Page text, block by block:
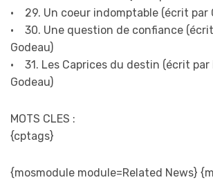
• 29. Un coeur indomptable (écrit par
• 30. Une question de confiance
Godeau)
• 31. Les Caprices du destin (écrit par
Godeau)
MOTS CLES :
{cptags}
{mosmodule module=Related News}